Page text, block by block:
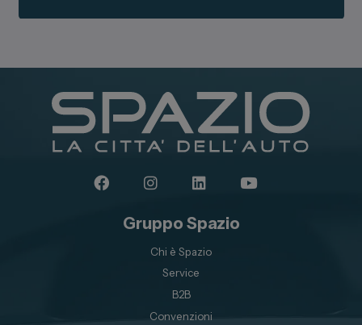
Gruppo Spazio
Chi è Spazio
Service
B2B
Convenzioni